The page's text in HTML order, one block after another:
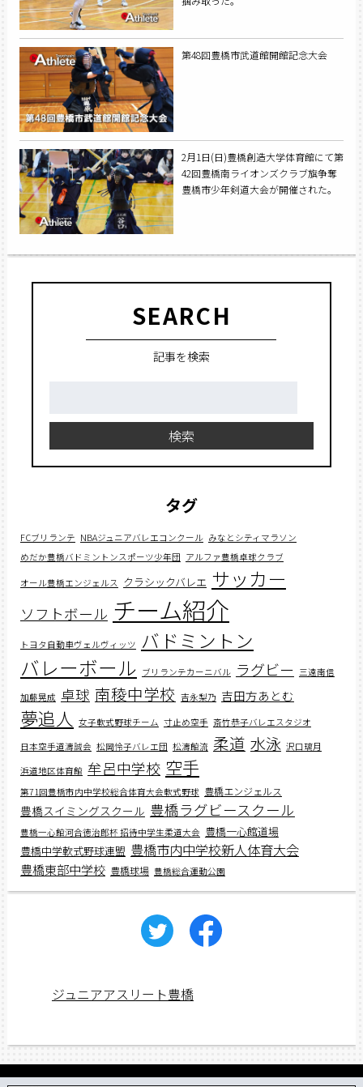
第48回豊橋市武道館開館記念大会
2月1日(日)豊橋創造大学体育館にて第
42回豊橋南ライオンズクラブ旗争奪
豊橋市少年剣道大会が開催された。
SEARCH
記事を検索
検索
タグ
FCブリランテ NBAジュニアバレエコンクール みなとシティマラソン
めだか豊橋バドミントンスポーツ少年団 アルファ豊橋卓球クラブ
オール豊橋エンジェルス クラシックバレエ サッカー
ソフトボール チーム紹介
トヨタ自動車ヴェルヴィッツ バドミントン
バレーボール ブリランテカーニバル ラグビー 三遠南信
加藤晃成 卓球 南稜中学校 吉永梨乃 吉田方あとむ
夢追人 女子軟式野球チーム 寸止め空手 斎竹恭子バレエスタジオ
日本空手道濤誠会 松岡怜子バレエ団 松濤館流 柔道 水泳 沢口璃月
浜道地区体育館 牟呂中学校 空手
第71回豊橋市内中学校総合体育大会軟式野球 豊橋エンジェルス
豊橋スイミングスクール 豊橋ラグビースクール
豊橋一心館河合徳治郎杯 招待中学生柔道大会 豊橋一心館道場
豊橋中学軟式野球連盟 豊橋市内中学校新人体育大会
豊橋東部中学校 豊橋球場 豊橋総合運動公園
ジュニアアスリート豊橋